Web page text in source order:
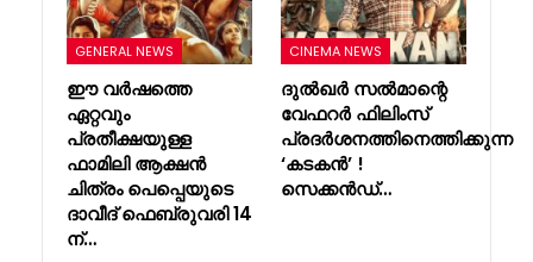
GENERAL NEWS
ഈ വർഷത്തെ
ഏറ്റവും
പ്രതീക്ഷയുള്ള
ഫാമിലി ആക്ഷൻ
ചിത്രം പെപ്പെയുടെ
ദാവീദ് ഫെബ്രുവരി 14
ന്…
CINEMA NEWS
ദുൽഖർ സൽമാന്റെ
വേഫറർ ഫിലിംസ്
പ്രദർശനത്തിനെത്തിക്കുന്ന
‘കടകൻ’ !
സെക്കൻഡ്…